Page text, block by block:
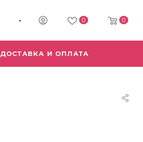
0 0
ДОСТАВКА И ОПЛАТА